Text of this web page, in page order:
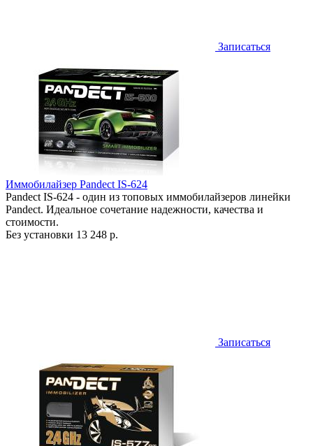
Записаться
Иммобилайзер Pandect IS-624
Pandect IS-624 - один из топовых иммобилайзеров линейки
Pandect. Идеальное сочетание надежности, качества и
стоимости.
Без установки 13 248 р.
Записаться